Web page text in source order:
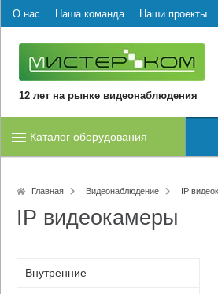
О нас Наша команда Наши проекты
12 лет на рынке видеонаблюдения
Каталог оборудования
Главная Видеонаблюдение IP
IP видеокамеры
Внутренние